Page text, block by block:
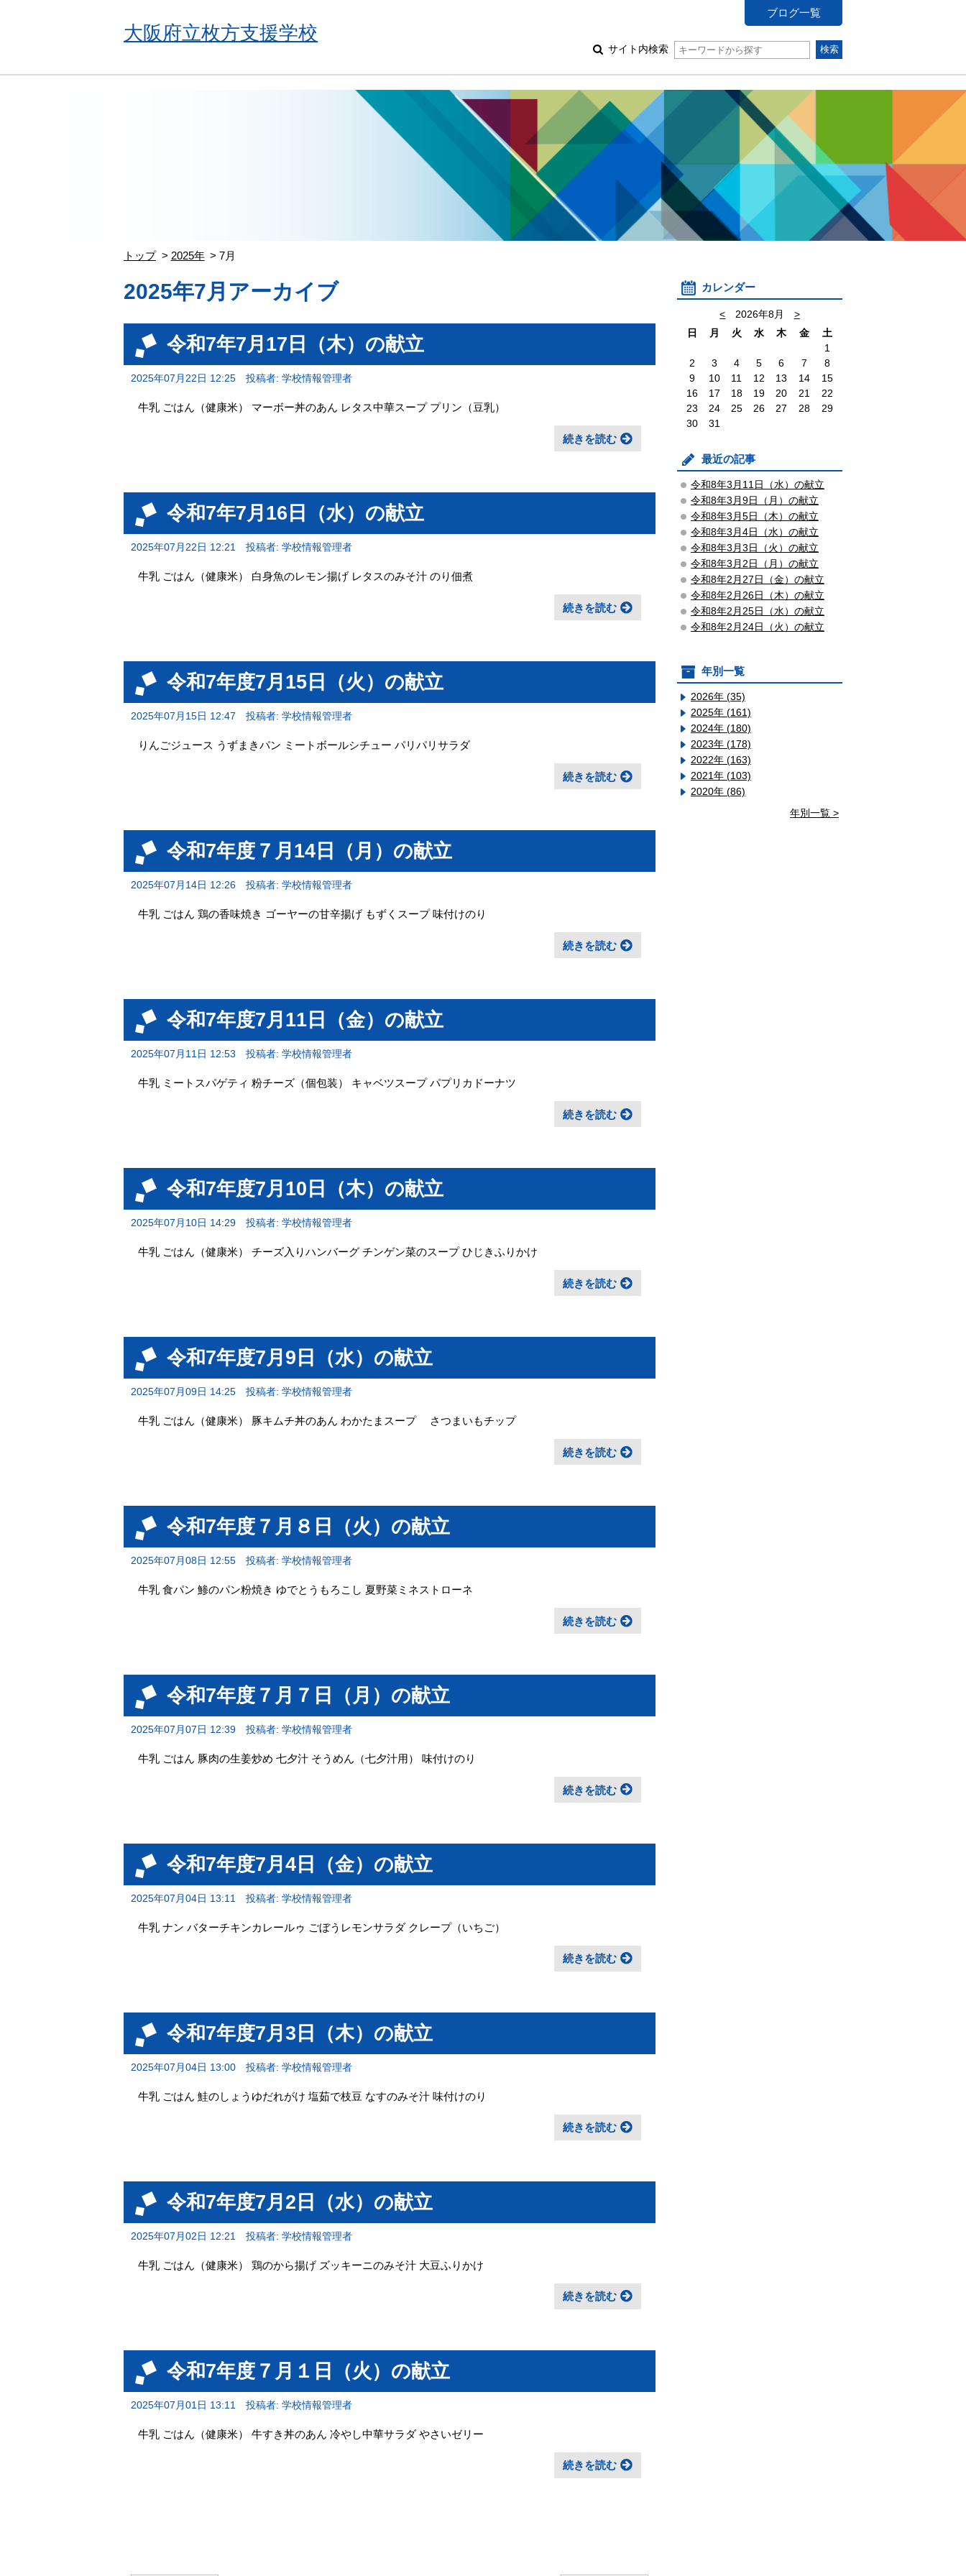
大阪府立枚方支援学校
ブログ一覧
サイト内検索
トップ 2025年 7月
2025年7月アーカイブ
令和7年7月17日（木）の献立
2025年07月22日 12:25 投稿者: 学校情報管理者
牛乳 ごはん（健康米） マーボー丼のあん レタス中華スープ プリン（豆乳）
続きを読む
令和7年7月16日（水）の献立
2025年07月22日 12:21 投稿者: 学校情報管理者
牛乳 ごはん（健康米） 白身魚のレモン揚げ レタスのみそ汁 のり佃煮
続きを読む
令和7年度7月15日（火）の献立
2025年07月15日 12:47 投稿者: 学校情報管理者
りんごジュース うずまきパン ミートボールシチュー パリパリサラダ
続きを読む
令和7年度７月14日（月）の献立
2025年07月14日 12:26 投稿者: 学校情報管理者
牛乳 ごはん 鶏の香味焼き ゴーヤーの甘辛揚げ もずくスープ 味付けのり
続きを読む
令和7年度7月11日（金）の献立
2025年07月11日 12:53 投稿者: 学校情報管理者
牛乳 ミートスパゲティ 粉チーズ（個包装） キャベツスープ パプリカドーナツ
続きを読む
令和7年度7月10日（木）の献立
2025年07月10日 14:29 投稿者: 学校情報管理者
牛乳 ごはん（健康米） チーズ入りハンバーグ チンゲン菜のスープ ひじきふりかけ
続きを読む
令和7年度7月9日（水）の献立
2025年07月09日 14:25 投稿者: 学校情報管理者
牛乳 ごはん（健康米） 豚キムチ丼のあん わかたまスープ さつまいもチップ
続きを読む
令和7年度７月８日（火）の献立
2025年07月08日 12:55 投稿者: 学校情報管理者
牛乳 食パン 鯵のパン粉焼き ゆでとうもろこし 夏野菜ミネストローネ
続きを読む
令和7年度７月７日（月）の献立
2025年07月07日 12:39 投稿者: 学校情報管理者
牛乳 ごはん 豚肉の生姜炒め 七夕汁 そうめん（七夕汁用） 味付けのり
続きを読む
令和7年度7月4日（金）の献立
2025年07月04日 13:11 投稿者: 学校情報管理者
牛乳 ナン バターチキンカレールゥ ごぼうレモンサラダ クレープ（いちご）
続きを読む
令和7年度7月3日（木）の献立
2025年07月04日 13:00 投稿者: 学校情報管理者
牛乳 ごはん 鮭のしょうゆだれがけ 塩茹で枝豆 なすのみそ汁 味付けのり
続きを読む
令和7年度7月2日（水）の献立
2025年07月02日 12:21 投稿者: 学校情報管理者
牛乳 ごはん（健康米） 鶏のから揚げ ズッキーニのみそ汁 大豆ふりかけ
続きを読む
令和7年度７月１日（火）の献立
2025年07月01日 13:11 投稿者: 学校情報管理者
牛乳 ごはん（健康米） 牛すき丼のあん 冷やし中華サラダ やさいゼリー
続きを読む
カレンダー
< 2026年8月
>
日
月 火 水 木 金
土
1
2
3 4 5 6 7
8
9
10 11 12 13 14
15
16
17 18 19 20 21
22
23
24 25 26 27 28
29
30
31
最近の記事
令和8年3月11日（水）の献立
令和8年3月9日（月）の献立
令和8年3月5日（木）の献立
令和8年3月4日（水）の献立
令和8年3月3日（火）の献立
令和8年3月2日（月）の献立
令和8年2月27日（金）の献立
令和8年2月26日（木）の献立
令和8年2月25日（水）の献立
令和8年2月24日（火）の献立
年別一覧
2026年 (35)
2025年 (161)
2024年 (180)
2023年 (178)
2022年 (163)
2021年 (103)
2020年 (86)
年別一覧 >